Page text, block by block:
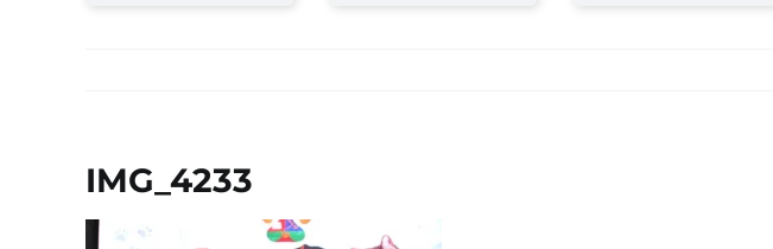
IMG_4233